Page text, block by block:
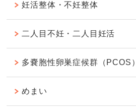
妊活整体・不妊整体
二人目不妊・二人目妊活
多嚢胞性卵巣症候群（PCOS）
めまい